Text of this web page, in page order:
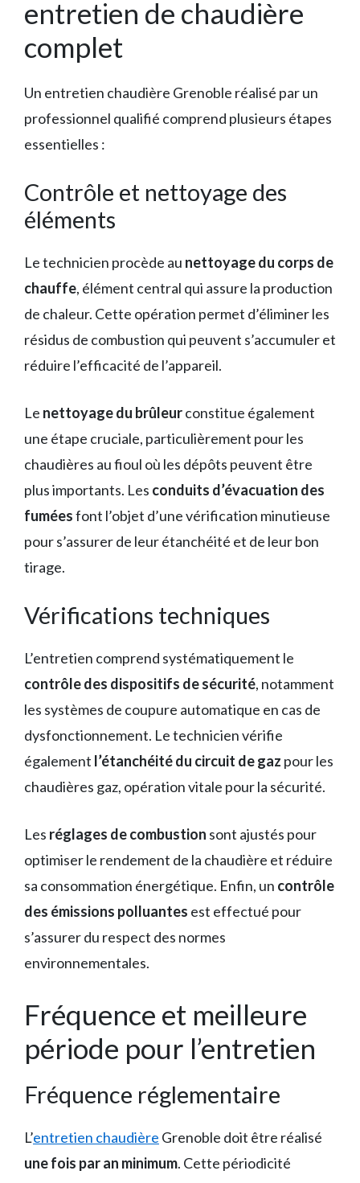
entretien de chaudière
complet
Un entretien chaudière Grenoble réalisé par un
professionnel qualifié comprend plusieurs étapes
essentielles :
Contrôle et nettoyage des
éléments
Le technicien procède au nettoyage du corps de
chauffe, élément central qui assure la production
de chaleur. Cette opération permet d’éliminer les
résidus de combustion qui peuvent s’accumuler et
réduire l’efficacité de l’appareil.
Le nettoyage du brûleurconstitue également
une étape cruciale, particulièrement pour les
chaudières au fioul où les dépôts peuvent être
plus importants. Les conduits d’évacuation des
fuméesfont l’objet d’une vérification minutieuse
pour s’assurer de leur étanchéité et de leur bon
tirage.
Vérifications techniques
L’entretien comprend systématiquement le
contrôle des dispositifs de sécurité, notamment
les systèmes de coupure automatique en cas de
dysfonctionnement. Le technicien vérifie
également l’étanchéité du circuit de gaz pour les
chaudières gaz, opération vitale pour la sécurité.
Les réglages de combustion sont ajustés pour
optimiser le rendement de la chaudière et réduire
sa consommation énergétique. Enfin, un contrôle
des émissions polluantes est effectué pour
s’assurer du respect des normes
environnementales.
Fréquence et meilleure
période pour l’entretien
Fréquence réglementaire
L’entretien chaudière Grenoble doit être réalisé
une fois par an minimum. Cette périodicité